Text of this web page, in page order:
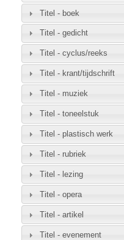
Titel - boek
Titel - gedicht
Titel - cyclus/reeks
Titel - krant/tijdschrift
Titel - muziek
Titel - toneelstuk
Titel - plastisch werk
Titel - rubriek
Titel - lezing
Titel - opera
Titel - artikel
Titel - evenement